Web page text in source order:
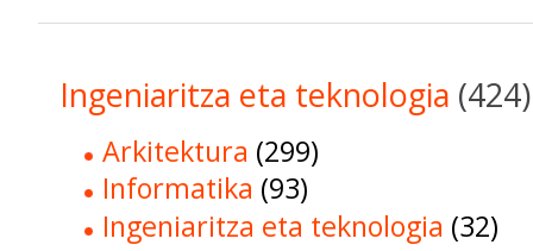
Ingeniaritza eta teknologia (424)
Arkitektura (299)
Informatika (93)
Ingeniaritza eta teknologia (32)